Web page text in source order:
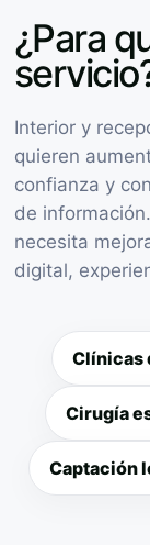
¿Para
Interior y
quieren
confianza y
de
necesita
digital,
Clínicas
Cirugía
Captación